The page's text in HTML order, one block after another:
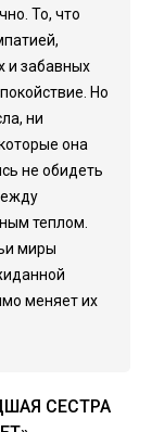
То, что
и забавных
Но
ни
она
не обидеть
теплом.
миры
меняет их
СЕСТРА